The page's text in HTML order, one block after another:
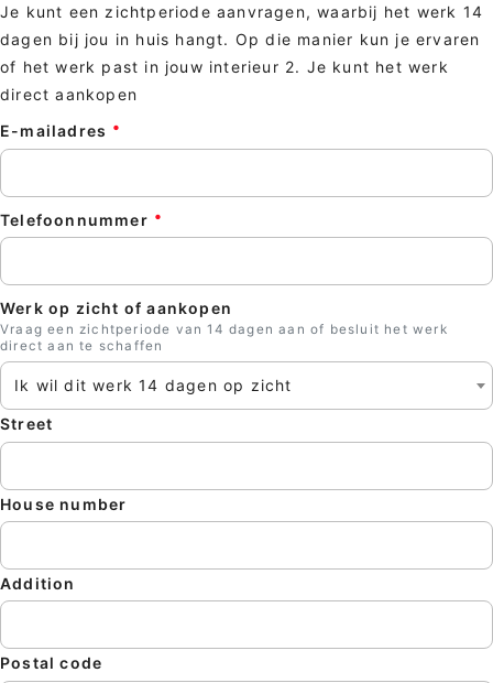
Je kunt een zichtperiode aanvragen, waarbij het werk 14
dagen bij jou in huis hangt. Op die manier kun je ervaren
of het werk past in jouw interieur 2. Je kunt het werk
direct aankopen
E-mailadres
Telefoonnummer
Werk op zicht of aankopen
Vraag een zichtperiode van 14 dagen aan of besluit het werk
direct aan te schaffen
Ik wil dit werk 14 dagen op zicht
Street
House number
Addition
Postal code